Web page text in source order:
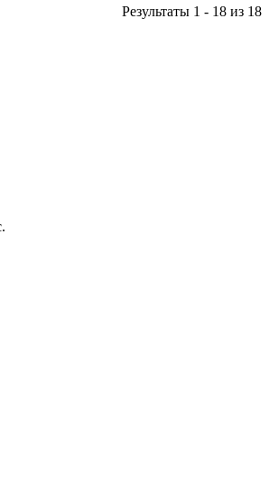
Результаты 1 - 18 из 18